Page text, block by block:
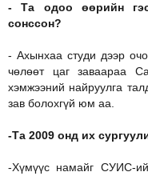
- Та одоо өөрийн
сонссон?
- Ахынхаа студи дээр
чөлөөт цаг заваараа
хэмжээний найруулга
зав болохгүй юм аа.
-Та 2009 онд их
-Хүмүүс намайг СУИС-